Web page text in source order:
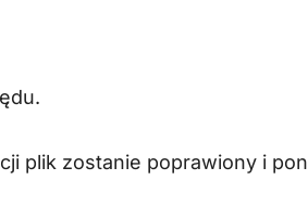
plik zostanie poprawiony i